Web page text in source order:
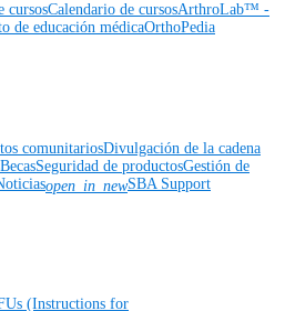
cursosCalendario de cursosArthroLab™ -
de educación médicaOrthoPedia
comunitariosDivulgación de la cadena
BecasSeguridad de productosGestión de
open_in_newSBA Support
(Instructions for